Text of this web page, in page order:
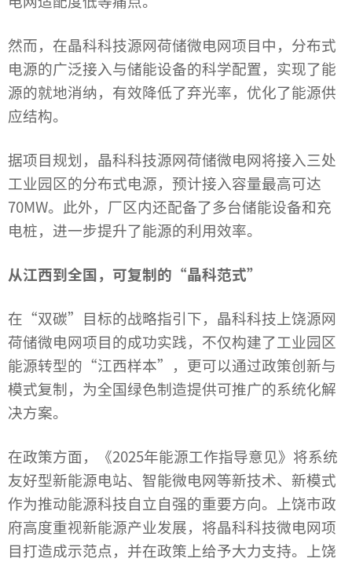
然而，在晶科科技源网荷储微电网项目中，分布式
电源的广泛接入与储能设备的科学配置，实现了能
源的就地消纳，有效降低了弃光率，优化了能源供
应结构。
据项目规划，晶科科技源网荷储微电网将接入三处
工业园区的分布式电源，预计接入容量最高可达
70MW。此外，厂区内还配备了多台储能设备和充
电桩，进一步提升了能源的利用效率。
从江西到全国，可复制的“晶科范式”
在“双碳”目标的战略指引下，晶科科技上饶源网
荷储微电网项目的成功实践，不仅构建了工业园区
能源转型的“江西样本”，更可以通过政策创新与
模式复制，为全国绿色制造提供可推广的系统化解
决方案。
在政策方面，《2025年能源工作指导意见》将系统
友好型新能源电站、智能微电网等新技术、新模式
作为推动能源科技自立自强的重要方向。上饶市政
府高度重视新能源产业发展，将晶科科技微电网项
目打造成示范点，并在政策上给予大力支持。上饶